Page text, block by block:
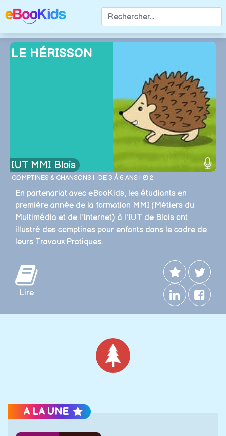
LE HÉRISSON
IUT MMI Blois
COMPTINES & CHANSONS | DE 3 À 6 ANS | 2
En partenariat avec eBooKids, les étudiants en
première année de la formation MMI (Métiers du
Multimédia et de l'Internet) à l'IUT de Blois ont
illustré des comptines pour enfants dans le cadre de
leurs Travaux Pratiques.
Lire
Noël
A LA UNE